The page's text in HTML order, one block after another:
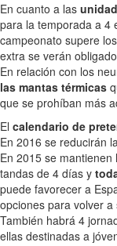
En cuanto a las
para la temporada a 4
campeonato supere
extra se verán
En relación con los
las mantas térmicas
que se prohíban más
El calendario de
En 2016 se reducirán
En 2015 se
tandas de 4 días y
puede favorecer a
opciones para volver
También habrá 4
ellas destinadas a